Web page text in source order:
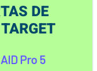
DE
Pro 5